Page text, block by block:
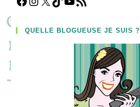
QUELLE BLOGUEUSE JE SUIS ?